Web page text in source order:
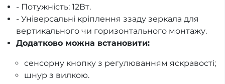
- Потужність: 12Вт.
- Універсальні кріплення ззаду зеркала для
вертикального чи горизонтального монтажу.
Додатково можна встановити:
сенсорну кнопку з регулюванням яскравості;
шнур з вилкою.